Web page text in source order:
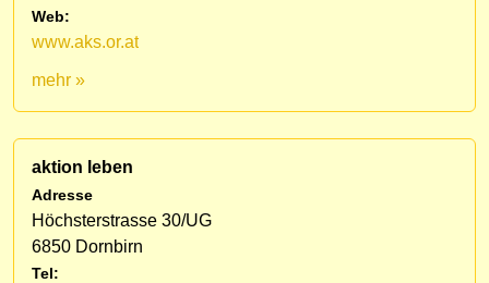
Web:
www.aks.or.at
mehr »
aktion leben
Adresse
Höchsterstrasse 30/UG
6850 Dornbirn
Tel: